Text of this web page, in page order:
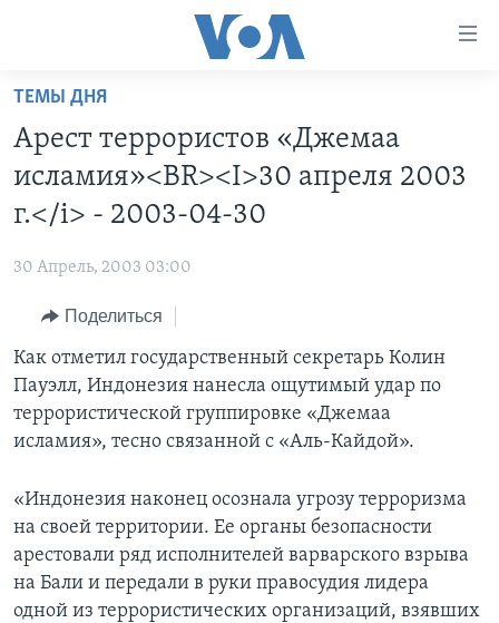
Перейти
основной
контент
Перейти
основной
навигации
Перейти
поиск
ПРОГРАММЫ
АМЕРИКА
ИТОГИ
ПОЧЕМУ ЭТО ВАЖНО?
ДИСКУССИЯ VOA
ДЕТАЛИ
НЬЮ-ЙОРК NEW YORK
ПРОЕКТЫ
НАША АМЕРИКАНСКАЯ ИСТОРИЯ
А КАК В АМЕРИКЕ?
АРТЕФАКТЫ
АМЕРИКАНСКИЕ ГОРОДКИ
ТЕСТЫ
ИНТЕРВЬЮ
ФАКТЫ ПРОТИВ ФЕЙКОВ
ЗА СВОБОДУ ПРЕССЫ
УЧИМ АНГЛИЙСКИЙ
ВИДЕО
Learning English
СОЦИАЛЬНЫЕ СЕТИ
ТЕМЫ ДНЯ
Арест террористов «Джемаа
исламия»<BR><I>30 апреля 2003
г.</i> - 2003-04-30
30 Апрель, 2003 03:00
Поделиться
Как отметил государственный секретарь Колин
Пауэлл, Индонезия нанесла ощутимый удар по
террористической группировке «Джемаа
исламия», тесно связанной с «Аль-Кайдой».
«Индонезия наконец осознала угрозу терроризма
на своей территории. Ее органы безопасности
арестовали ряд исполнителей варварского взрыва
на Бали и передали в руки правосудия лидера
одной из террористических организаций, взявших